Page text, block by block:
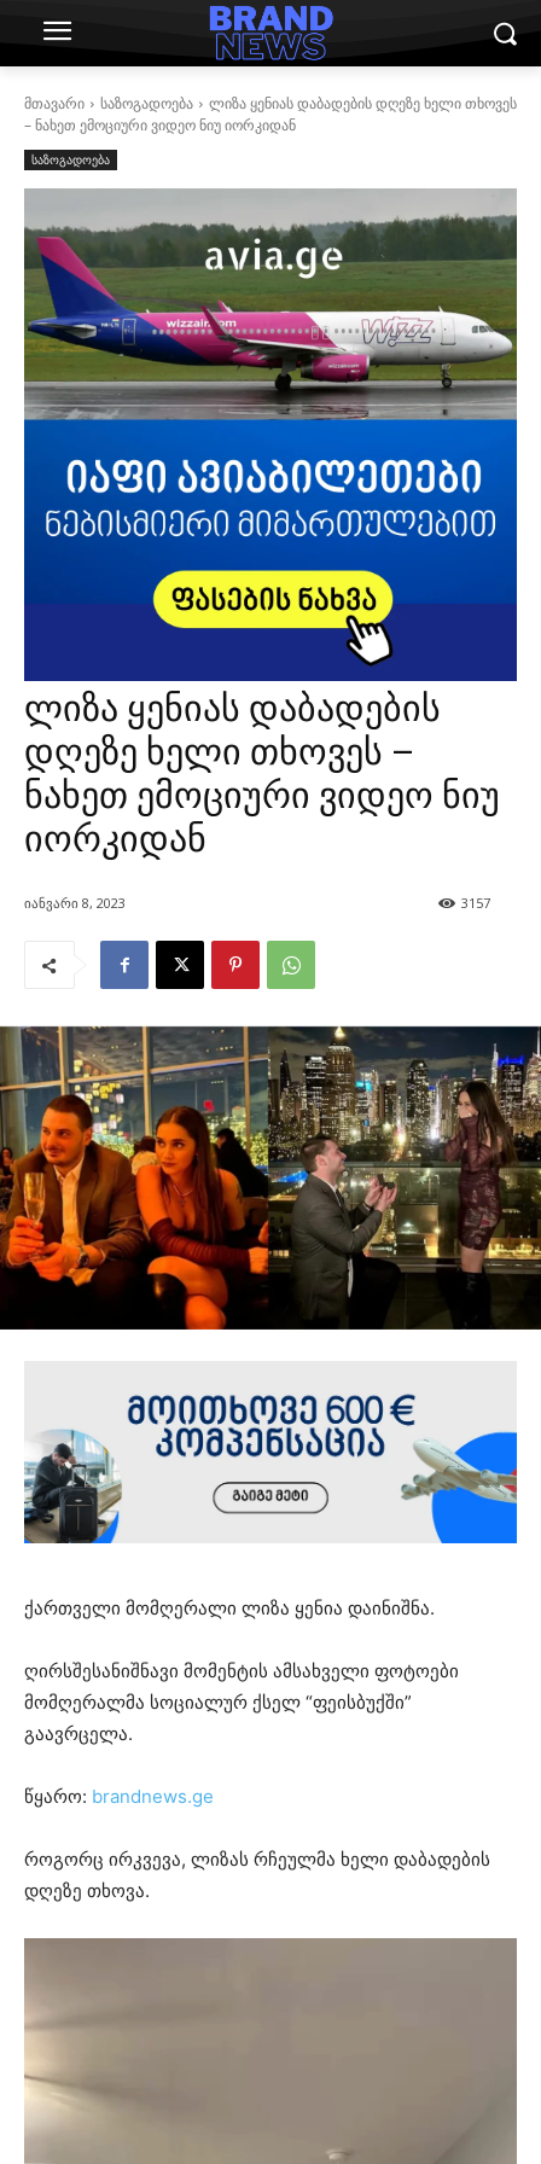
მთავარი საზოგადოება
ლიზა ყენიას დაბადების დღეზე ხელი თხოვეს
– ნახეთ ემოციური ვიდეო ნიუ იორკიდან
საზოგადოება
ლიზა ყენიას დაბადების
დღეზე ხელი თხოვეს –
ნახეთ ემოციური ვიდეო ნიუ
იორკიდან
იანვარი 8, 2023 3157
ქართველი მომღერალი ლიზა ყენია დაინიშნა.
ღირსშესანიშნავი მომენტის ამსახველი ფოტოები
მომღერალმა სოციალურ ქსელ “ფეისბუქში”
გაავრცელა.
წყარო: brandnews.ge
როგორც ირკვევა, ლიზას რჩეულმა ხელი დაბადების
დღეზე თხოვა.
ო